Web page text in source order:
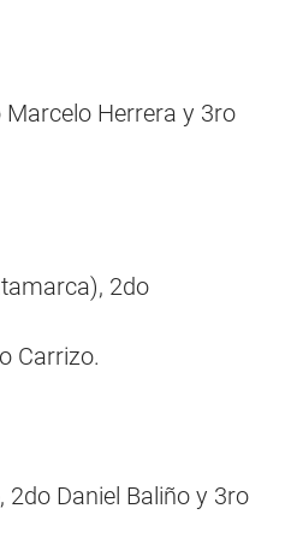
Herrera y 3ro
2do
Carrizo.
Daniel Baliño y 3ro